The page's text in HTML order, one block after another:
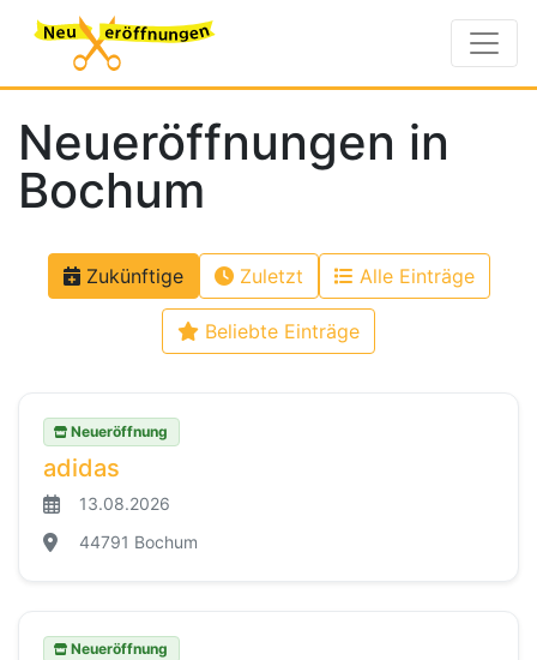
Neueröffnungen in
Bochum
Zukünftige Zuletzt Alle Einträge
Beliebte Einträge
Neueröffnung
adidas
13.08.2026
44791 Bochum
Neueröffnung